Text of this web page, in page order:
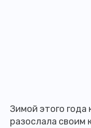
Зимой этого года
разослала своим